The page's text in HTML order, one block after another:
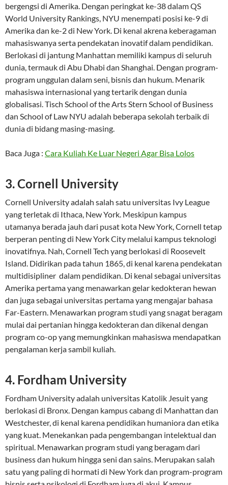
bergengsi di Amerika. Dengan peringkat ke-38 dalam QS
World University Rankings, NYU menempati posisi ke-9 di
Amerika dan ke-2 di New York. Di kenal akrena keberagaman
mahasiswanya serta pendekatan inovatif dalam pendidikan.
Berlokasi di jantung Manhattan memiliki kampus di seluruh
dunia, termauk di Abu Dhabi dan Shanghai. Dengan program-
program unggulan dalam seni, bisnis dan hukum. Menarik
mahasiswa internasional yang tertarik dengan dunia
globalisasi. Tisch School of the Arts Stern School of Business
dan School of Law NYU adalah beberapa sekolah terbaik di
dunia di bidang masing-masing.
Baca Juga : Cara Kuliah Ke Luar Negeri Agar Bisa Lolos
3. Cornell University
Cornell University adalah salah satu universitas Ivy League
yang terletak di Ithaca, New York. Meskipun kampus
utamanya berada jauh dari pusat kota New York, Cornell tetap
berperan penting di New York City melalui kampus teknologi
inovatifnya. Nah, Cornell Tech yang berlokasi di Roosevelt
Island. Didirikan pada tahun 1865, di kenal karena pendekatan
multidisipliner dalam pendidikan. Di kenal sebagai universitas
Amerika pertama yang menawarkan gelar kedokteran hewan
dan juga sebagai universitas pertama yang mengajar bahasa
Far-Eastern. Menawarkan program studi yang snagat beragam
mulai dai pertanian hingga kedokteran dan dikenal dengan
program co-op yang memungkinkan mahasiswa mendapatkan
pengalaman kerja sambil kuliah.
4. Fordham University
Fordham University adalah universitas Katolik Jesuit yang
berlokasi di Bronx. Dengan kampus cabang di Manhattan dan
Westchester, di kenal karena pendidikan humaniora dan etika
yang kuat. Menekankan pada pengembangan intelektual dan
spiritual. Menawarkan program studi yang beragam dari
business dan hukum hingga seni dan sains. Merupakan salah
satu yang paling di hormati di New York dan program-program